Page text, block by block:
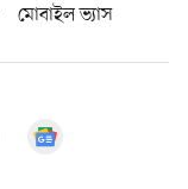
মোবাইল ভ্যাস